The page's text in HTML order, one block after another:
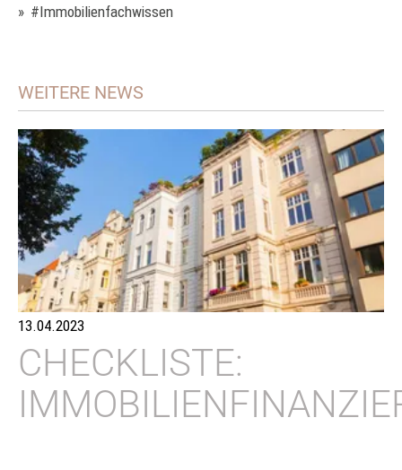
13.04.2023
CHECKLISTE:
#Immobilienfachwissen
WEITERE NEWS